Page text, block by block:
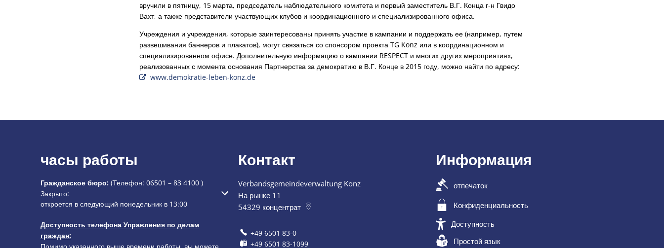
вручили в пятницу, 15 марта, председатель наблюдательного комитета и первый заместитель В.Г. Конца г-н Гвидо
Вахт, а также представители участвующих клубов и координационного и специализированного офиса.
Учреждения и учреждения, которые заинтересованы принять участие в кампании и поддержать ее (например, путем
развешивания баннеров и плакатов), могут связаться со спонсором проекта TG Konz или в координационном и
специализированном офисе. Дополнительную информацию о кампании RESPECT и многих других мероприятиях,
реализованных с момента основания Партнерства за демократию в В.Г. Конце в 2015 году, можно найти по адресу:
www.demokratie-leben-konz.de
часы работы
Гражданское бюро: (Телефон: 06501 – 83 4100 )
Нажмите, чтобы скрыть дополнительное время открытия или закрытия
Закрыто:
откроется в следующий понедельник в 13:00
Доступность телефона Управления по делам
граждан:
Контакт
Verbandsgemeindeverwaltung Konz
На рынке 11
54329 концентрат
+49 6501 83-0
+49 6501 83-1099
Информация
отпечаток
Конфиденциальность
Доступность
Простой язык